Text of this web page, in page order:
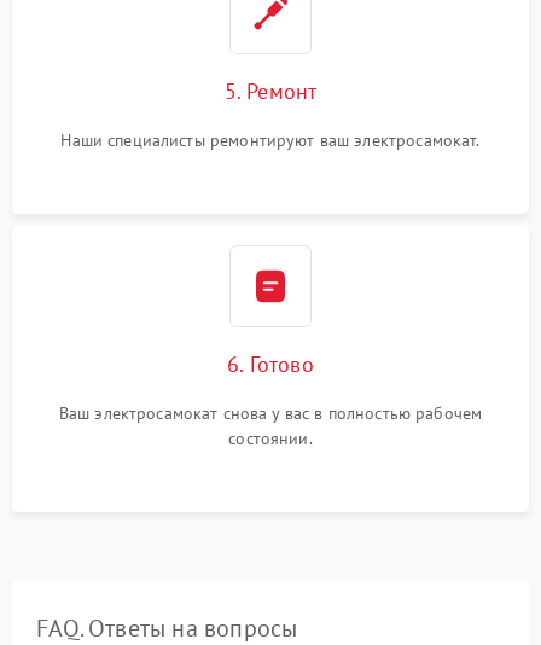
5. Ремонт
Наши специалисты ремонтируют ваш электросамокат.
6. Готово
Ваш электросамокат снова у вас в полностью рабочем
состоянии.
FAQ. Ответы на вопросы